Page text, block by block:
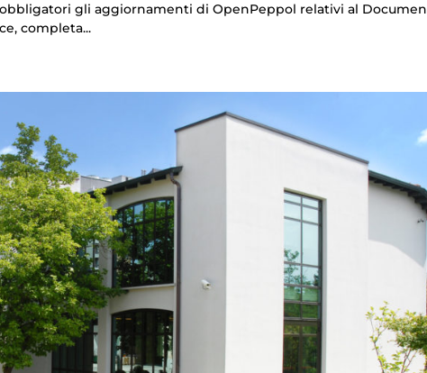
obbligatori gli aggiornamenti di OpenPeppol relativi al
completa...